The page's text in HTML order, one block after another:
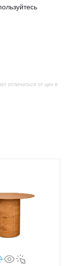
отличаться от цен в